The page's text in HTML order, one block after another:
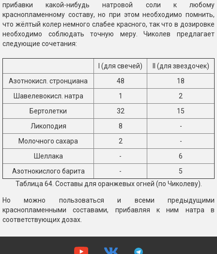
прибавки какой-нибудь натровой соли к любому
краснопламенному составу, но при этом необходимо помнить,
что жёлтый колер немного слабее красного, так что в дозировке
необходимо соблюдать точную меру. Чиколев предлагает
следующие сочетания:
I (для свечей)
II (для звездочек)
Азотнокисл. стронциана
48
18
Шавелевокисл. натра
1
2
Бертолетки
32
15
Ликоподия
8
-
Молочного сахара
2
-
Шеллака
-
6
Азотнокислого барита
-
5
Таблица 64. Составы для оранжевых огней (по Чиколеву).
Но можно пользоваться и всеми предыдущими
краснопламенными составами, прибавляя к ним натра в
соответствующих дозах.